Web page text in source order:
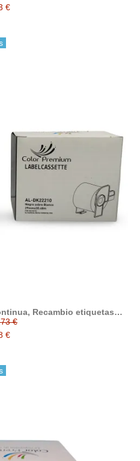
€
Recambio etiquetas
m compatible a DK-22210
€
€